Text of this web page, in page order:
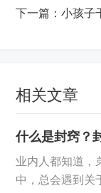
下一篇： 小孩子
相关文章
什么是封窍？
业内人都知道，
中，总会遇到关